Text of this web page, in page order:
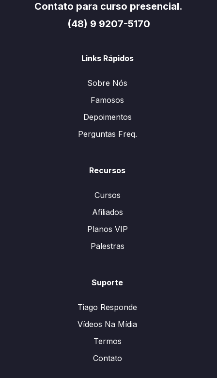
Contato para curso presencial.
(48) 9 9207-5170
Links Rápidos
Sobre Nós
Famosos
Depoimentos
Perguntas Freq.
Recursos
Cursos
Afiliados
Planos VIP
Palestras
Suporte
Tiago Responde
Vídeos Na Mídia
Termos
Contato